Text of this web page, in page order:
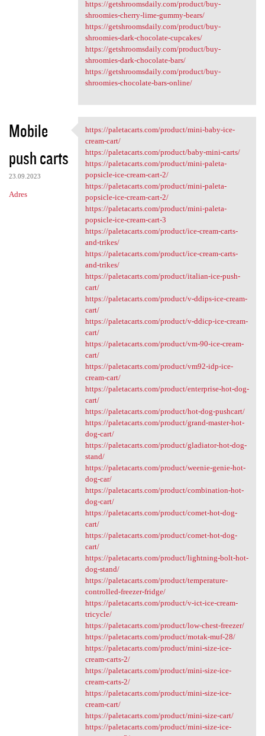
https://getshroomsdaily.com/product/buy-
shroomies-cherry-lime-gummy-bears/
https://getshroomsdaily.com/product/buy-
shroomies-dark-chocolate-cupcakes/
https://getshroomsdaily.com/product/buy-
shroomies-dark-chocolate-bars/
https://getshroomsdaily.com/product/buy-
shroomies-chocolate-bars-online/
Mobile
push carts
23.09.2023
Adres
https://paletacarts.com
https://paletacarts.com/product/mini-baby-ice-
cream-cart/
https://paletacarts.com/product/baby-mini-carts/
https://paletacarts.com/product/mini-paleta-
popsicle-ice-cream-cart-2/
https://paletacarts.com/product/mini-paleta-
popsicle-ice-cream-cart-2/
https://paletacarts.com/product/mini-paleta-
popsicle-ice-cream-cart-3
https://paletacarts.com/product/ice-cream-carts-
and-trikes/
https://paletacarts.com/product/ice-cream-carts-
and-trikes/
https://paletacarts.com/product/italian-ice-push-
cart/
https://paletacarts.com/product/v-ddips-ice-cream-
cart/
https://paletacarts.com/product/v-ddicp-ice-cream-
cart/
https://paletacarts.com/product/vm-90-ice-cream-
cart/
https://paletacarts.com/product/vm92-idp-ice-
cream-cart/
https://paletacarts.com/product/enterprise-hot-dog-
cart/
https://paletacarts.com/product/hot-dog-pushcart/
https://paletacarts.com/product/grand-master-hot-
dog-cart/
https://paletacarts.com/product/gladiator-hot-dog-
stand/
https://paletacarts.com/product/weenie-genie-hot-
dog-car/
https://paletacarts.com/product/combination-hot-
dog-cart/
https://paletacarts.com/product/comet-hot-dog-
cart/
https://paletacarts.com/product/comet-hot-dog-
cart/
https://paletacarts.com/product/lightning-bolt-hot-
dog-stand/
https://paletacarts.com/product/temperature-
controlled-freezer-fridge/
https://paletacarts.com/product/v-ict-ice-cream-
tricycle/
https://paletacarts.com/product/low-chest-freezer/
https://paletacarts.com/product/motak-muf-28/
https://paletacarts.com/product/mini-size-ice-
cream-carts-2/
https://paletacarts.com/product/mini-size-ice-
cream-carts-2/
https://paletacarts.com/product/mini-size-ice-
cream-cart/
https://paletacarts.com/product/mini-size-cart/
https://paletacarts.com/product/mini-size-ice-